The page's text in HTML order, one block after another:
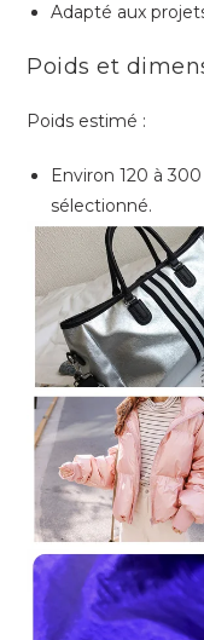
Adapté aux
Poids et
Poids estimé :
Environ 120 à
sélectionné.